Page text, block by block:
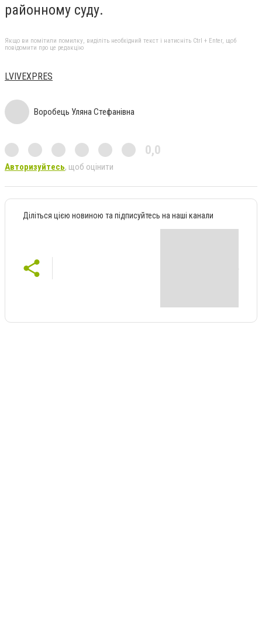
районному суду.
Якщо ви помітили помилку, виділіть необхідний текст і натисніть Ctrl + Enter, щоб
повідомити про це редакцію
LVIVEXPRES
Воробець Уляна Стефанівна
0,0
Авторизуйтесь, щоб оцінити
Діліться цією новиною та підписуйтесь на наші канали